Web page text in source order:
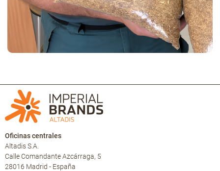
Oficinas centrales
Altadis S.A.
Calle Comandante Azcárraga, 5
28016 Madrid - España